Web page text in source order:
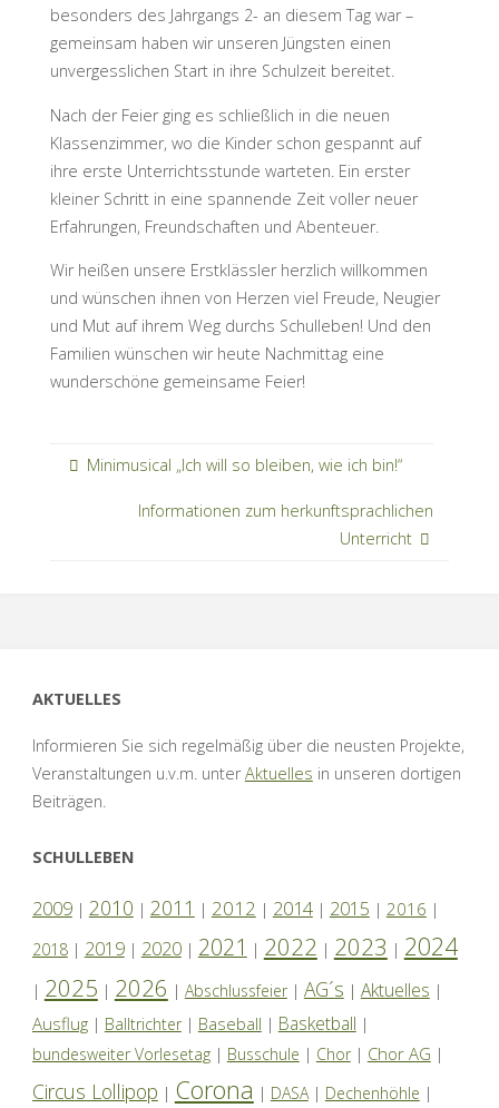
besonders des Jahrgangs 2- an diesem Tag war –
gemeinsam haben wir unseren Jüngsten einen
unvergesslichen Start in ihre Schulzeit bereitet.
Nach der Feier ging es schließlich in die neuen
Klassenzimmer, wo die Kinder schon gespannt auf
ihre erste Unterrichtsstunde warteten. Ein erster
kleiner Schritt in eine spannende Zeit voller neuer
Erfahrungen, Freundschaften und Abenteuer.
Wir heißen unsere Erstklässler herzlich willkommen
und wünschen ihnen von Herzen viel Freude, Neugier
und Mut auf ihrem Weg durchs Schulleben! Und den
Familien wünschen wir heute Nachmittag eine
wunderschöne gemeinsame Feier!
Minimusical „Ich will so bleiben, wie ich bin!“
Informationen zum herkunftsprachlichen
Unterricht
AKTUELLES
Informieren Sie sich regelmäßig über die neusten Projekte,
Veranstaltungen u.v.m. unterAktuelles in unseren dortigen
Beiträgen.
SCHULLEBEN
2009| 2010 | 2011 | 2012 | 2014| 2015 | 2016 |
2018| 2019| 2020| 2021 | 2022 | 2023 | 2024
| 2025 | 2026 | Abschlussfeier| AG´s | Aktuelles |
Ausflug| Balltrichter| Baseball | Basketball |
bundesweiter Vorlesetag| Busschule | Chor| Chor AG |
Circus Lollipop | Corona | DASA| Dechenhöhle |